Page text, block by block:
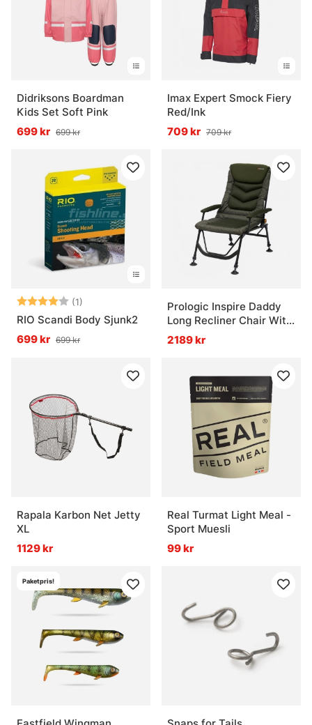
Didriksons Boardman
Kids Set Soft Pink
699 kr 699 kr
Imax Expert Smock Fiery
Red/Ink
709 kr 709 kr
Betyg: (1)
4.0 utav 5 stjärnor
RIO Scandi Body Sjunk2
699 kr 699 kr
Prologic Inspire Daddy
Long Recliner Chair With
Armrests
2189 kr
Rapala Karbon Net Jetty
XL
1129 kr
Real Turmat Light Meal -
Sport Muesli
99 kr
Paketpris!